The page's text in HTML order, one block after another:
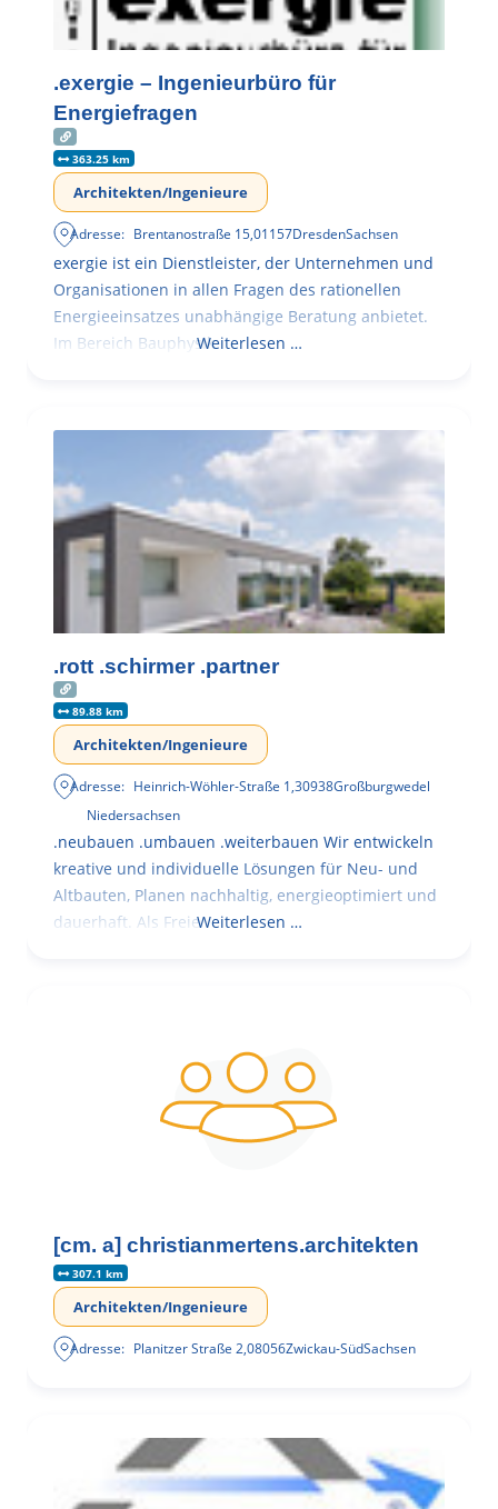
.exergie – Ingenieurbüro für
Energiefragen
363.25 km
Architekten/Ingenieure
Adresse: Brentanostraße 15,01157DresdenSachsen
exergie ist ein Dienstleister, der Unternehmen und
Organisationen in allen Fragen des rationellen
Energieeinsatzes unabhängige Beratung anbietet.
Im Bereich BauphysikWeiterlesen …
.rott .schirmer .partner
89.88 km
Architekten/Ingenieure
Adresse: Heinrich-Wöhler-Straße 1,30938Großburgwedel
Niedersachsen
.neubauen .umbauen .weiterbauen Wir entwickeln
kreative und individuelle Lösungen für Neu- und
Altbauten, Planen nachhaltig, energieoptimiert und
dauerhaft. Als FreieWeiterlesen …
[cm. a] christianmertens.architekten
307.1 km
Architekten/Ingenieure
Adresse: Planitzer Straße 2,08056Zwickau-SüdSachsen